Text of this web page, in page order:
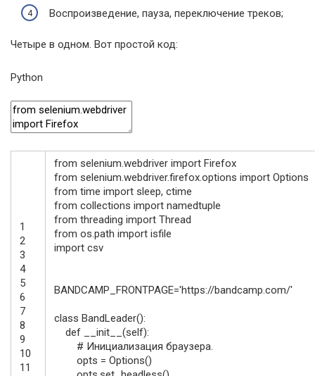
Воспроизведение, пауза, переключение треков;
Четыре в одном. Вот простой код:
Python
1
2
3
4
5
6
7
8
9
10
11
from selenium webdriver import Firefox
from selenium webdriver.firefoxoptions import Options
from time import sleep, ctime
from collections import namedtuple
from threading import Thread
from os.path import isfile
import csv
BANDCAMP_FRONTPAGE='https://bandcamp.com/'
class BandLeader():
def
__init__ (self):
# Инициализация браузера.
opts = Options()